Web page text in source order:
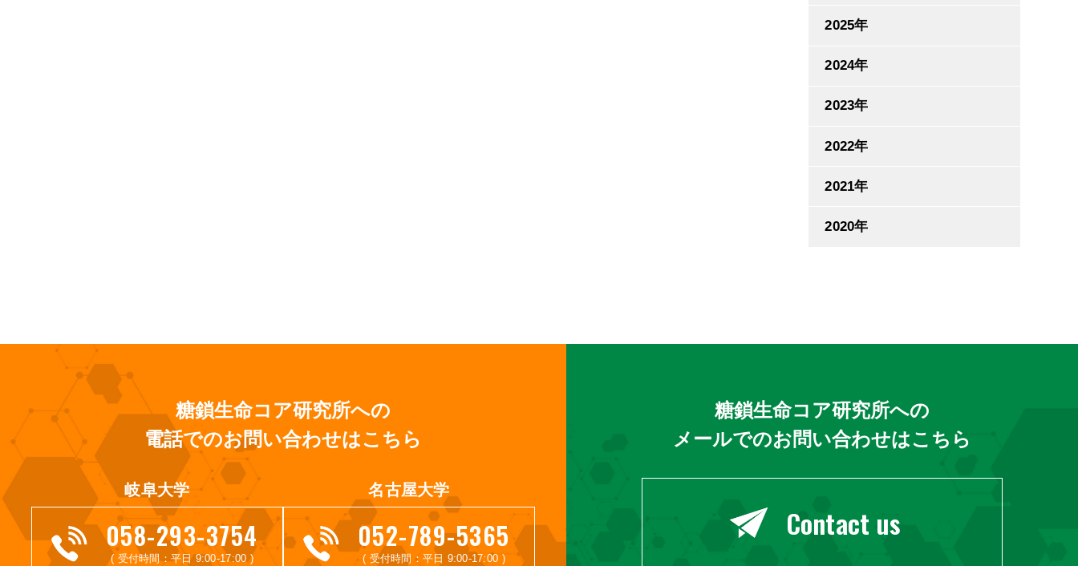
2025年
2024年
2023年
2022年
2021年
2020年
糖鎖生命コア研究所への
電話でのお問い合わせはこちら
岐阜大学
058-293-3754
( 受付時間：平日 9:00-17:00 )
名古屋大学
052-789-5365
( 受付時間：平日 9:00-17:00 )
糖鎖生命コア研究所への
メールでのお問い合わせはこちら
Contact us